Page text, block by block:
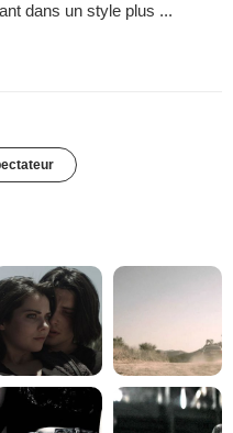
dans un style plus ...